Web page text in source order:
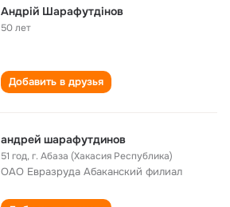
Андрій Шарафутдінов
50 лет
Добавить в друзья
андрей шарафутдинов
51 год,г. Абаза (Хакасия Республика)
ОАО Евразруда Абаканский филиал